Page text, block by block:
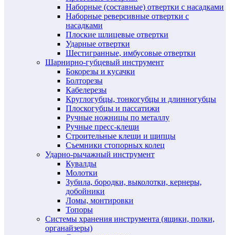
Наборные (составные) отвертки с насадками
Наборные реверсивные отвертки с
насадками
Плоские шлицевые отвертки
Ударные отвертки
Шестигранные, имбусовые отвертки
Шарнирно-губцевый инструмент
Бокорезы и кусачки
Болторезы
Кабелерезы
Круглогубцы, тонкогубцы и длинногубцы
Плоскогубцы и пассатижи
Ручные ножницы по металлу
Ручные пресс-клещи
Строительные клещи и щипцы
Съемники стопорных колец
Ударно-рычажный инструмент
Кувалды
Молотки
Зубила, бородки, выколотки, кернеры,
добойники
Ломы, монтировки
Топоры
Системы хранения инструмента (ящики, полки,
органайзеры)